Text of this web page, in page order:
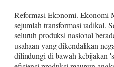
Reformasi Ekonomi. Ekonomi
sejumlah transformasi radikal.
seluruh produksi nasional
usahaan yang dikendalikan
dilindungi di bawah kebijakan